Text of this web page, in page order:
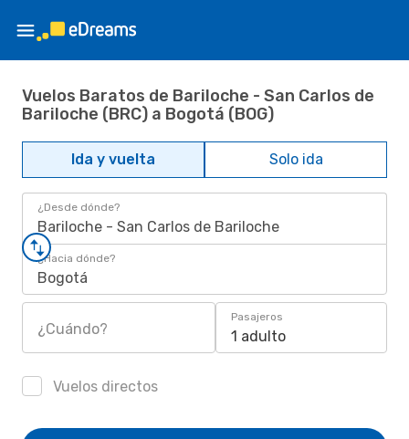
Vuelos Baratos de Bariloche - San Carlos de
Bariloche (BRC) a Bogotá (BOG)
Ida y vuelta Solo ida
¿Desde dónde?
Bariloche - San Carlos de Bariloche
¿Hacia dónde?
Bogotá
¿Cuándo?
Pasajeros
1 adulto
Vuelos directos